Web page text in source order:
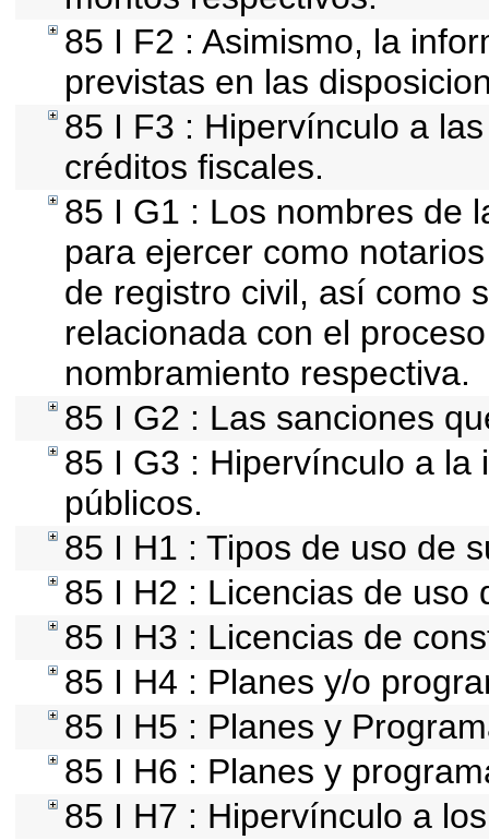
85 I F2 : Asimismo, la
previstas en las
85 I F3 : Hipervínculo a
créditos fiscales.
85 I G1 : Los nombres de
para ejercer como
de registro civil, así como
relacionada con el
nombramiento respectiva.
85 I G2 : Las sanciones
85 I G3 : Hipervínculo a la
públicos.
85 I H1 : Tipos de uso de
85 I H2 : Licencias de uso
85 I H3 : Licencias de
85 I H4 : Planes y/o
85 I H5 : Planes y
85 I H6 : Planes y
85 I H7 : Hipervínculo a